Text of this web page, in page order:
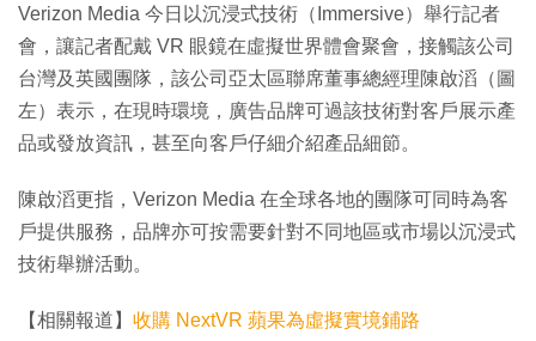
Verizon Media 今日以沉浸式技術（Immersive）舉行記者
會，讓記者配戴 VR 眼鏡在虛擬世界體會聚會，接觸該公司
台灣及英國團隊，該公司亞太區聯席董事總經理陳啟滔（圖
左）表示，在現時環境，廣告品牌可過該技術對客戶展示產
品或發放資訊，甚至向客戶仔細介紹產品細節。
陳啟滔更指，Verizon Media 在全球各地的團隊可同時為客
戶提供服務，品牌亦可按需要針對不同地區或市場以沉浸式
技術舉辦活動。
【相關報道】 收購 NextVR 蘋果為虛擬實境鋪路